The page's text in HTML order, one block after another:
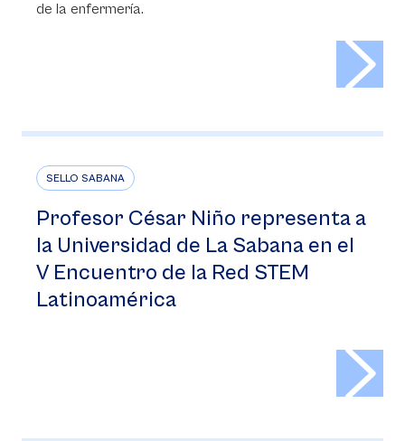
de la enfermería.
SELLO SABANA
Profesor César Niño representa a
la Universidad de La Sabana en el
V Encuentro de la Red STEM
Latinoamérica